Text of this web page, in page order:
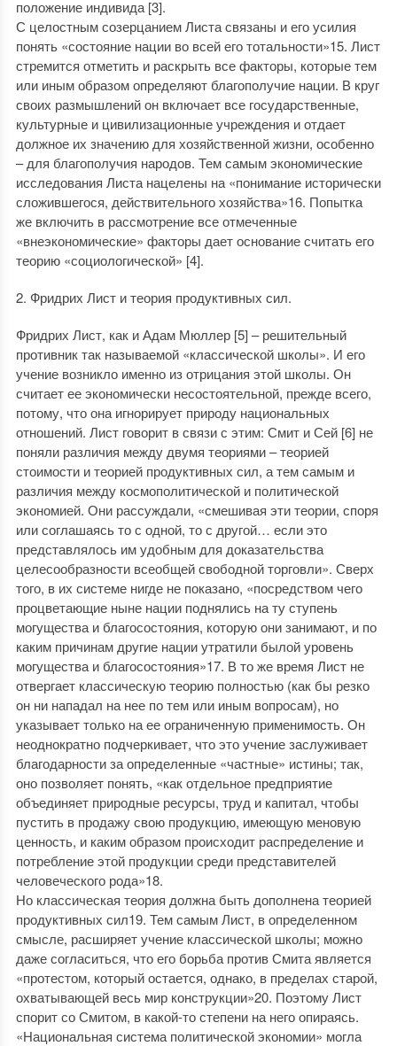
положение индивида [3].
С целостным созерцанием Листа связаны и его усилия
понять «состояние нации во всей его тотальности»15. Лист
стремится отметить и раскрыть все факторы, которые тем
или иным образом определяют благополучие нации. В круг
своих размышлений он включает все государственные,
культурные и цивилизационные учреждения и отдает
должное их значению для хозяйственной жизни, особенно
– для благополучия народов. Тем самым экономические
исследования Листа нацелены на «понимание исторически
сложившегося, действительного хозяйства»16. Попытка
же включить в рассмотрение все отмеченные
«внеэкономические» факторы дает основание считать его
теорию «социологической» [4].
2. Фридрих Лист и теория продуктивных сил.
Фридрих Лист, как и Адам Мюллер [5] – решительный
противник так называемой «классической школы». И его
учение возникло именно из отрицания этой школы. Он
считает ее экономически несостоятельной, прежде всего,
потому, что она игнорирует природу национальных
отношений. Лист говорит в связи с этим: Смит и Сей [6] не
поняли различия между двумя теориями – теорией
стоимости и теорией продуктивных сил, а тем самым и
различия между космополитической и политической
экономией. Они рассуждали, «смешивая эти теории, споря
или соглашаясь то с одной, то с другой… если это
представлялось им удобным для доказательства
целесообразности всеобщей свободной торговли». Сверх
того, в их системе нигде не показано, «посредством чего
процветающие ныне нации поднялись на ту ступень
могущества и благосостояния, которую они занимают, и по
каким причинам другие нации утратили былой уровень
могущества и благосостояния»17. В то же время Лист не
отвергает классическую теорию полностью (как бы резко
он ни нападал на нее по тем или иным вопросам), но
указывает только на ее ограниченную применимость. Он
неоднократно подчеркивает, что это учение заслуживает
благодарности за определенные «частные» истины; так,
оно позволяет понять, «как отдельное предприятие
объединяет природные ресурсы, труд и капитал, чтобы
пустить в продажу свою продукцию, имеющую меновую
ценность, и каким образом происходит распределение и
потребление этой продукции среди представителей
человеческого рода»18.
Но классическая теория должна быть дополнена теорией
продуктивных сил19. Тем самым Лист, в определенном
смысле, расширяет учение классической школы; можно
даже согласиться, что его борьба против Смита является
«протестом, который остается, однако, в пределах старой,
охватывающей весь мир конструкции»20. Поэтому Лист
спорит со Смитом, в какой-то степени на него опираясь.
«Национальная система политической экономии» могла